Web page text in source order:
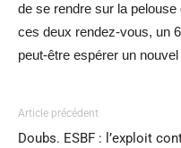
de se rendre sur la
ces deux rendez-vous, un 6
peut-être espérer un
Article précédent
Doubs. ESBF : l’exploit